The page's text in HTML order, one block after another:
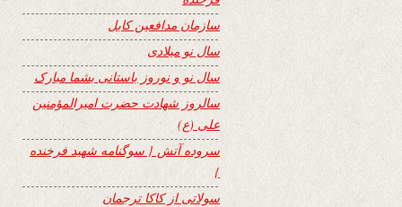
سازمان مدافعین کابل
سال نو میلادی
سال نو و نوروز باستانی بشما مبارک
سالروز شهادت حضرت امیرالمؤمنین
علی (ع)
سروده آتش { سوگنامه شهید فرخنده
}
سولاتی از کاکا ترجمان